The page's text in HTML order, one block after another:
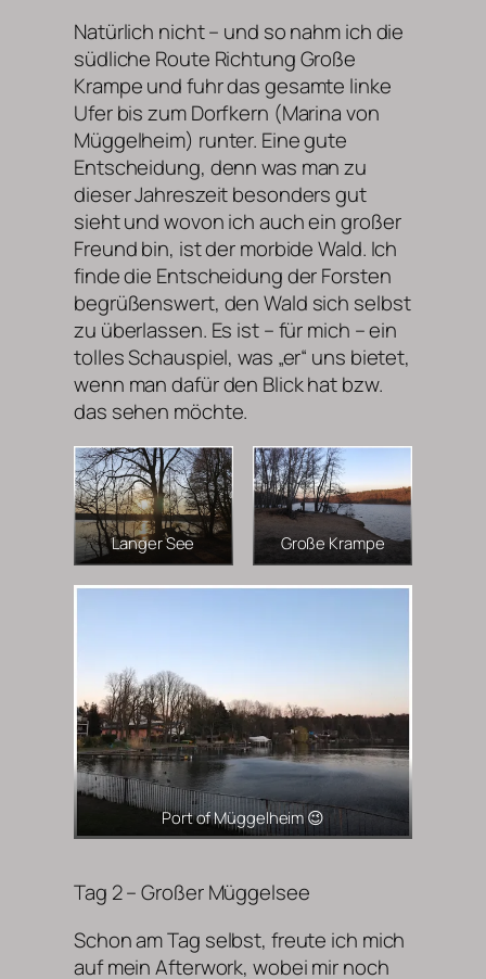
Natürlich nicht – und so nahm ich die
südliche Route Richtung Große
Krampe und fuhr das gesamte linke
Ufer bis zum Dorfkern (Marina von
Müggelheim) runter. Eine gute
Entscheidung, denn was man zu
dieser Jahreszeit besonders gut
sieht und wovon ich auch ein großer
Freund bin, ist der morbide Wald. Ich
finde die Entscheidung der Forsten
begrüßenswert, den Wald sich selbst
zu überlassen. Es ist – für mich – ein
tolles Schauspiel, was „er“ uns bietet,
wenn man dafür den Blick hat bzw.
das sehen möchte.
Langer See Große Krampe
Port of Müggelheim 😉
Tag 2 – Großer Müggelsee
Schon am Tag selbst, freute ich mich
auf mein Afterwork, wobei mir noch